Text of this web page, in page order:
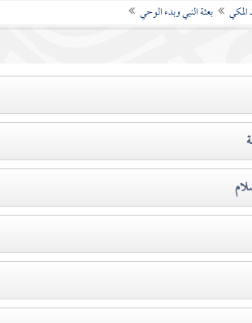
المكي بعثة النبي وبدء الوحي